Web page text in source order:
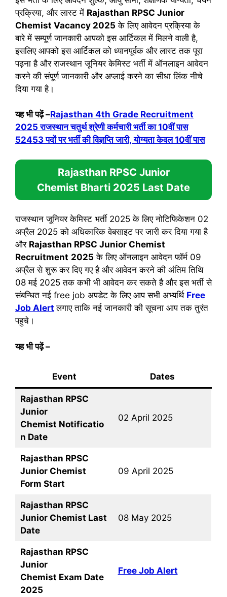
प्रक्रिया, और लास्ट में Rajasthan RPSC Junior
Chemist Vacancy 2025 के लिए आवेदन प्रक्रिया के
बारे में सम्पूर्ण जानकारी आपको इस आर्टिकल में मिलने वाली है,
इसलिए आपको इस आर्टिकल को ध्यानपूर्वक और लास्ट तक पूरा
पढ़ना है और राजस्थान जूनियर केमिस्ट भर्ती में ऑनलाइन आवेदन
करने की संपूर्ण जानकारी और अप्लाई करने का सीधा लिंक नीचे
दिया गया है।
यह भी पढ़ें –Rajasthan 4th Grade Recruitment
2025 राजस्थान चतुर्थ श्रेणी कर्मचारी भर्ती का 10वीं पास
52453 पदों पर भर्ती की विज्ञप्ति जारी, योग्यता केवल 10वीं पास
Rajasthan RPSC Junior
Chemist Bharti 2025 Last Date
राजस्थान जूनियर केमिस्ट भर्ती 2025 के लिए नोटिफिकेशन 02
अप्रैल 2025 को अधिकारिक वेबसाइट पर जारी कर दिया गया है
और Rajasthan RPSC Junior Chemist
Recruitment 2025 के लिए ऑनलाइन आवेदन फॉर्म 09
अप्रैल से शुरू कर दिए गए है और आवेदन करने की अंतिम तिथि
08 मई 2025 तक कभी भी आवेदन कर सकते है और इस भर्ती से
संबन्धित नई free job अपडेट के लिए आप सभी अभ्यर्थि Free
Job Alert लगाए ताकि नई जानकारी की सूचना आप तक तुरंत
पहुचे।
यह भी पढ़ें–
Event Dates
Rajasthan RPSC
Junior
Chemist Notificatio
n Date
02 April 2025
Rajasthan RPSC
Junior Chemist
Form Start
09 April 2025
Rajasthan RPSC
Junior Chemist Last
Date
08 May 2025
Rajasthan RPSC
Junior
Chemist Exam Date
2025
Free Job Alert